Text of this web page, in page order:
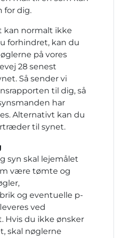
for dig.
kan normalt ikke
forhindret, kan du
på vores
28 senest
Så sender vi
til dig, så
har
Alternativt kan du
til synet.
syn skal lejemålet
være tømte og
og eventuelle p-
ved
Hvis du ikke ønsker
skal nøglerne